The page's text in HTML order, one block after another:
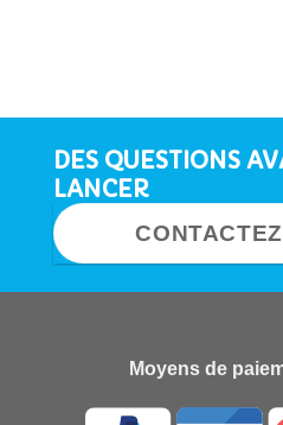
DES QUESTIONS
LANCER
Moyens de